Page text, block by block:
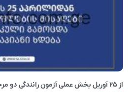
از ۲۵ آوریل بخش عملی آزمون رانندگی دو مرحله ای می شود